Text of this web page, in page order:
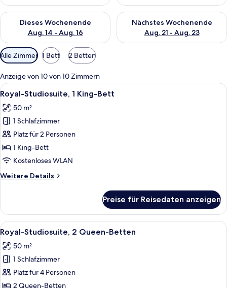
Dieses Wochenende
Aug. 14 - Aug. 16
Überprüfe die Verfügbarkeit für dieses Wochenende, Aug. 14
Nächstes Wochenende
Aug. 21 - Aug. 23
Überprüfe die Verfügbarkeit
Verfügbare
Filter
für
Zimmer
Alle Zimmer 1 Bett 2 Betten
Anzeige von 10 von 10 Zimmern
Alle
Fotos
für
Royal-
Studiosuite,
1 King-
Bett
Ein Hotelzimmer mit Bett,
2
Royal-Studiosuite, 1 King-Bett
50 m²
1 Schlafzimmer
Platz für 2 Personen
1 King-Bett
Kostenloses WLAN
Weitere Details
Weitere
Studiosuite,
1 King-
Bett
Preise für Reisedaten anzeigen
Alle
Fotos
für
Royal-
Studiosuite,
2 Queen-
Ein Hotelzimmer mit zwei Betten,
4
Royal-Studiosuite, 2 Queen-Betten
50 m²
1 Schlafzimmer
Platz für 4 Personen
2 Queen-Betten